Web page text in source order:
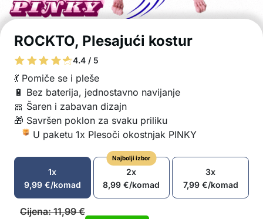
ROCKTO, Plesajući kostur
4.4 / 5
💃 Pomiče se i pleše
🔋 Bez baterija, jednostavno navijanje
🎀 Šaren i zabavan dizajn
🎁 Savršen poklon za svaku priliku
U paketu 1x Plesoči okostnjak PINKY
1x
9,99 €/komad
Najbolji izbor
2x
8,99€/komad
3x
7,99 €/komad
Cijena:11,99€